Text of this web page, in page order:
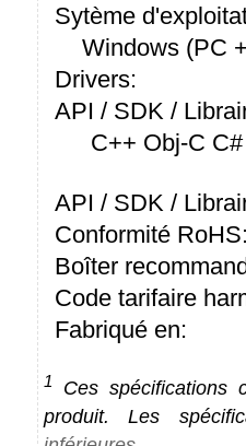
Sytème
Windows (PC
Drivers:
API / SDK /
C++ Obj-C
API / SDK /
Conformité RoHS:
Boîter
Code tarifaire
Fabriqué en:
1
Ces spécifications
produit. Les